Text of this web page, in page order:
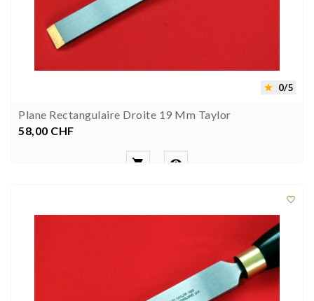
 0/5
Plane Rectangulaire Droite 19 Mm Taylor
Preis
58,00 CHF
 
